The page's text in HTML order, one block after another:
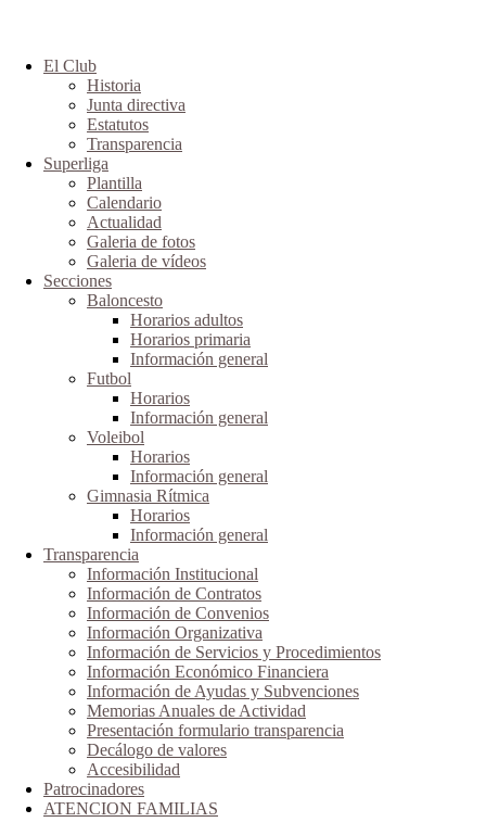
El Club
Historia
Junta directiva
Estatutos
Transparencia
Superliga
Plantilla
Calendario
Actualidad
Galeria de fotos
Galeria de vídeos
Secciones
Baloncesto
Horarios adultos
Horarios primaria
Información general
Futbol
Horarios
Información general
Voleibol
Horarios
Información general
Gimnasia Rítmica
Horarios
Información general
Transparencia
Información Institucional
Información de Contratos
Información de Convenios
Información Organizativa
Información de Servicios y Procedimientos
Información Económico Financiera
Información de Ayudas y Subvenciones
Memorias Anuales de Actividad
Presentación formulario transparencia
Decálogo de valores
Accesibilidad
Patrocinadores
ATENCION FAMILIAS